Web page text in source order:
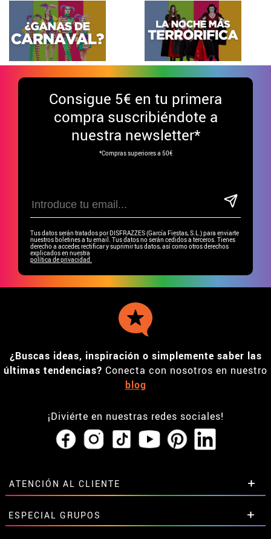
Consigue 5€ en tu primera
compra suscribiéndote a
nuestra newsletter*
*Compras superiores a 50€
Tus datos serán tratados por DISFRAZZES (García Fiestas, S.L.) para enviarte
nuestros boletines a tu email. Tus datos no serán cedidos a terceros. Tienes
derecho a acceder, rectificar y suprimir tus datos, así como otros derechos
explicados en nuestra
política de privacidad.
¿Buscas ideas, inspiración o simplemente saber las
últimas tendencias? Conecta con nosotros en nuestro
blog
¡Diviérte en nuestras redes sociales!
ATENCIÓN AL CLIENTE
• Horario tienda IBI
•Descuento estudiantes
ESPECIAL GRUPOS